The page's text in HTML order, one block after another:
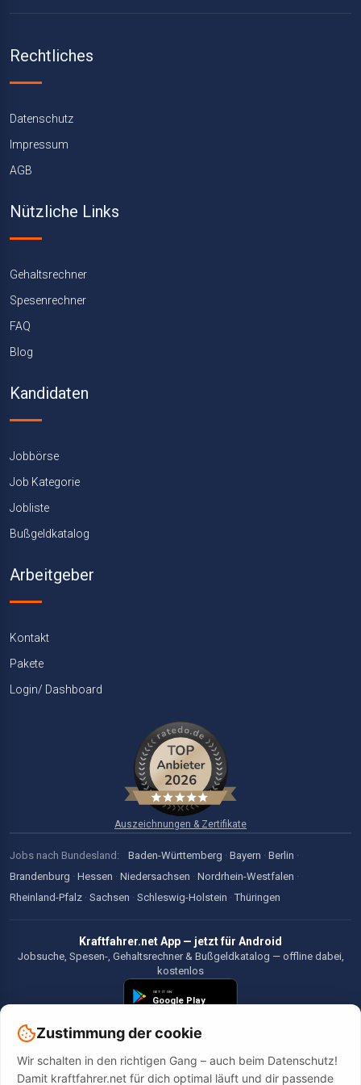
Rechtliches
Datenschutz
Impressum
AGB
Nützliche Links
Gehaltsrechner
Spesenrechner
FAQ
Blog
Kandidaten
Jobbörse
Job Kategorie
Jobliste
Bußgeldkatalog
Arbeitgeber
Kontakt
Pakete
Login/ Dashboard
Auszeichnungen & Zertifikate
Jobs nach Bundesland: Baden-Württemberg · Bayern · Berlin ·
Brandenburg · Hessen · Niedersachsen · Nordrhein-Westfalen ·
Rheinland-Pfalz · Sachsen · Schleswig-Holstein · Thüringen
Kraftfahrer.net App — jetzt für Android
Jobsuche, Spesen-, Gehaltsrechner & Bußgeldkatalog — offline dabei,
kostenlos
©2026 Kraftfahrer.net. Alle Rechte vorbehalten.
Zustimmung der cookie
Wir schalten in den richtigen Gang – auch beim Datenschutz!
Damit kraftfahrer.net für dich optimal läuft und dir passende